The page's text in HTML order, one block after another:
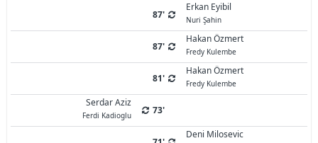
87'
Erkan Eyibil
Nuri Şahin
87'
Hakan Özmert
Fredy Kulembe
81'
Hakan Özmert
Fredy Kulembe
Serdar Aziz
Ferdi Kadioglu 73'
Deni Milosevic